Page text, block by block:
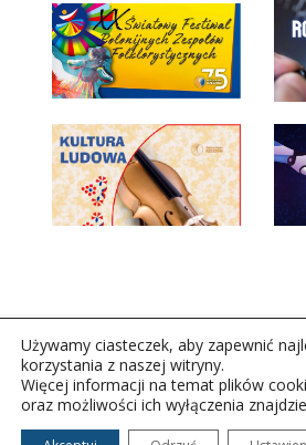
Copyright © 2026Polskie Radio Rzeszów
Używamy ciasteczek, aby zapewnić
korzystania z naszej witryny.
Więcej informacji na temat plików
oraz możliwości ich wyłączenia